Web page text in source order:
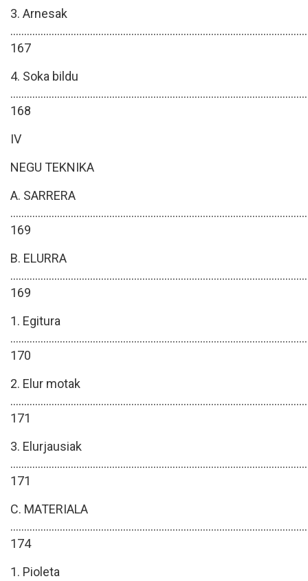
3. Arnesak
167
4. Soka bildu
168
IV
NEGU TEKNIKA
A. SARRERA
169
B. ELURRA
169
1. Egitura
170
2. Elur motak
171
3. Elurjausiak
171
C. MATERIALA
174
1. Pioleta